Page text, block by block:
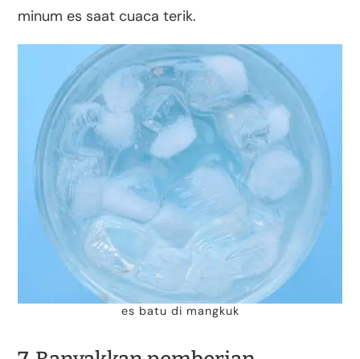
minum es saat cuaca terik.
es batu di mangkuk